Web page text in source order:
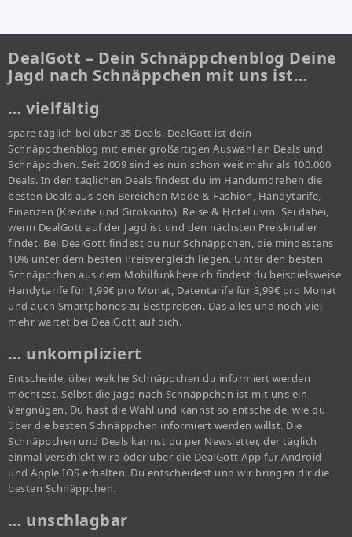
DealGott – Dein Schnäppchenblog Deine
Jagd nach Schnäppchen mit uns ist…
… vielfältig
spare täglich bei über 35 Deals. DealGott ist dein
Schnäppchenblog mit einer großartigen Auswahl an Deals und
Schnäppchen. Seit 2009 sind es nun schon weit mehr als 100.000
Deals. In den täglichen Deals findest du im Handumdrehen die
besten Deals aus den Bereichen Mode & Fashion, Handytarife,
Finanzen (Kredite und Girokonto), Reise & Hotel uvm. Sei dabei,
wenn DealGott auf der Jagd ist und den nächsten Preisknaller
findet. Bei DealGott findest du nur Schnäppchen, die mindestens
10% unter dem besten Preisvergleich liegen. Unter den besten
Schnäppchen aus dem Mobilfunkbereich findest du beispielsweise
Handytarife für 1,99€ pro Monat, Datentarife für 3,99€ pro Monat
und auch Smartphones zu Bestpreisen. Das alles und noch viel
mehr wartet bei DealGott auf dich.
… unkompliziert
Entscheide, über welche Schnäppchen du informiert werden
möchtest. Selbst die Jagd nach Schnäppchen ist mit uns ein
Vergnügen. Du hast die Wahl und kannst so entscheide, wie du
über die besten Schnäppchen informiert werden willst. Die
Schnäppchen und Deals kannst du per Newsletter, der täglich
einmal verschickt wird oder über die DealGott App für Android
und Apple IOS erhalten. Du entscheidest und wir bringen dir die
besten Schnäppchen.
… unschlagbar